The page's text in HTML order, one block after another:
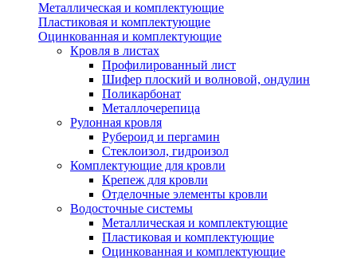
Металлическая и комплектующие
Пластиковая и комплектующие
Оцинкованная и комплектующие
Кровля в листах
Профилированный лист
Шифер плоский и волновой, ондулин
Поликарбонат
Металлочерепица
Рулонная кровля
Рубероид и пергамин
Стеклоизол, гидроизол
Комплектующие для кровли
Крепеж для кровли
Отделочные элементы кровли
Водосточные системы
Металлическая и комплектующие
Пластиковая и комплектующие
Оцинкованная и комплектующие